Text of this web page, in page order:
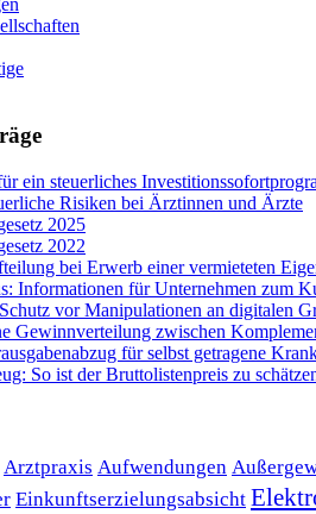
ein steuerliches
Risiken bei Ärztinnen und Ärzte
2025
2022
bei Erwerb einer vermieteten
Informationen für Unternehmen zum
vor Ma­ni­pu­la­tio­nen an di­gi­ta­len
Gewinnverteilung zwischen
für selbst getragene
So ist der Bruttolistenpreis zu
Arztpraxis Aufwendungen
Einkunftserzielungsabsicht